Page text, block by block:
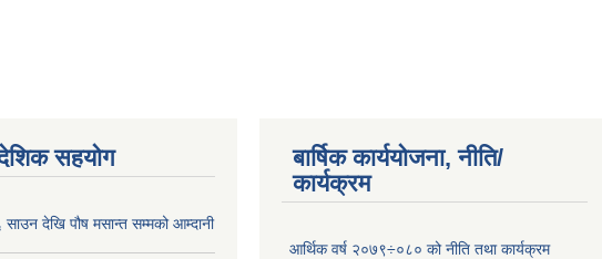
सहयोग
साउन देखि पौष मसान्त सम्मको आम्दानी
बार्षिक कार्ययोजना, नीति/
कार्यक्रम
आर्थिक वर्ष २०७९÷०८० को नीति तथा कार्यक्रम